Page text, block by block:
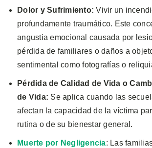
Dolor y Sufrimiento:Vivir un
profundamente traumático. Este
angustia emocional causada por
pérdida de familiares o daños a
sentimental como fotografías o
Pérdida de Calidad de Vida o
de Vida: Se aplica cuando las
afectan la capacidad de la víctima
rutina o de su bienestar general.
Muerte por Negligencia: Las